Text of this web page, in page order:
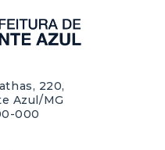
220,
Azul/MG
000